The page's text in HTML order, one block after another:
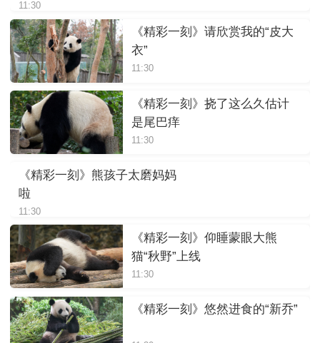
11:30
《精彩一刻》请欣赏我的“皮大
衣”
11:30
《精彩一刻》挠了这么久估计
是尾巴痒
11:30
《精彩一刻》熊孩子太磨妈妈
啦
11:30
《精彩一刻》仰睡蒙眼大熊
猫“秋野”上线
11:30
《精彩一刻》悠然进食的“新乔”